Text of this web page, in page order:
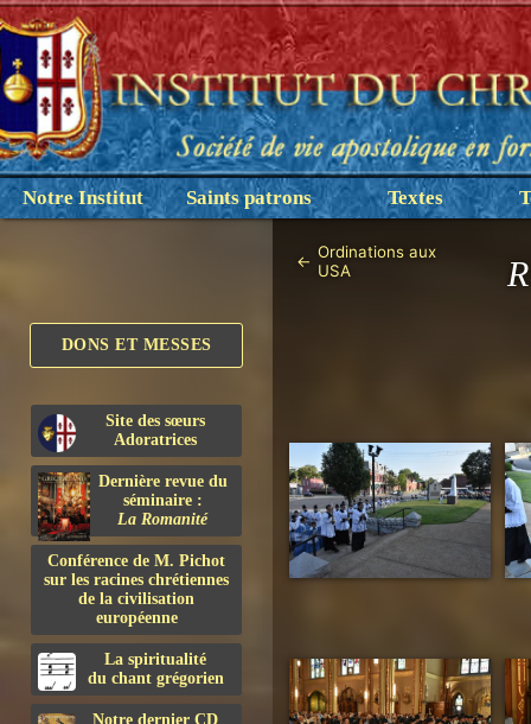
Notre Institut Saints patrons Textes
DONS ET MESSES
Site des sœurs
Adoratrices
Dernière revue du
séminaire :
La Romanité
Conférence de M. Pichot
sur les racines chrétiennes
de la civilisation
européenne
La spiritualité
du chant grégorien
Notre dernier CD
← Ordinations aux
USA